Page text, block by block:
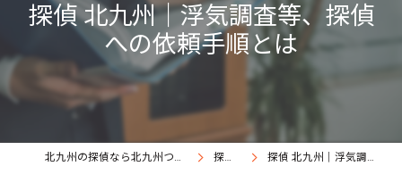
探偵 北九州｜浮気調査等、探偵
への依頼手順とは
北九州の探偵なら北九州つばめ探偵社｜証拠満載提出継続中 探偵コラム 探偵 北九州｜浮気調査等、探偵への依頼手順とは